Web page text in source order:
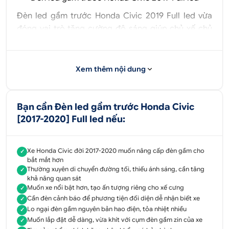
Đèn led gầm trước Honda Civic 2019 Full led vừa
đóng vai trò tăng cường độ sáng giúp chủ xế chủ
led làm tăng thêm cá tính cho xế hộp, tạo được ấn
mạnh, có khả năng tiết kiệm điện năng đáng kể, tỏa
nhiệt ít, ánh sáng hoạt động ổn định, không lo chập
vừa form gầm trước của Honda Civic, dải đèn led
màu sắc đẹp mắt vừa cung cấp ánh sáng tốt khi di
chuyển cung đường thiếu ánh sáng đảm bảo an
toàn cao. Đồng thời, đèn còn đóng vai trò là đèn
cảnh báo, giúp những phương tiện đối diện dễ
dàng nhìn thấy hơn.
Xem thêm nội dung
Bạn cần Đèn led gầm trước Honda Civic
[2017-2020] Full led nếu:
✓ Xe Honda Civic đời 2017-2020 muốn nâng cấp đèn gầm cho
bắt mắt hơn
✓ Thường xuyên di chuyển đường tối, thiếu ánh sáng, cần tăng
khả năng quan sát
✓ Muốn xe nổi bật hơn, tạo ấn tượng riêng cho xế cưng
✓ Cần đèn cảnh báo để phương tiện đối diện dễ nhận biết xe
✓ Lo ngại đèn gầm nguyên bản hao điện, tỏa nhiệt nhiều
✓ Muốn lắp đặt dễ dàng, vừa khít với cụm đèn gầm zin của xe